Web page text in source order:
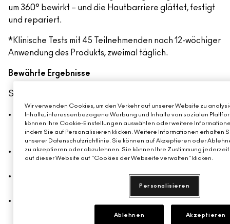
um 360° bewirkt – und die Hautbarriere glättet, festigt
und repariert.
*Klinische Tests mit 45 Teilnehmenden nach 12-wöchiger
Anwendung des Produkts, zweimal täglich.
Bewährte Ergebnisse
SOFORT:
100 % zeigten eine Verbesserung des
Feuchtigkeitsgehalts*
NACH EINER ANWENDUNG:
Stärkt und repariert die Hautbarriere
97 % gaben an, dass dieses Produkt half, dass das
Augen-Make-up einfacher aufzutragen war**
96 % gaben an, dass die Augenpartie gesünder und
Wir verwenden Cookies, um den Verkehr auf unserer Website zu
Inhalte, interessenbezogene Werbung und Inhalte von sozialen
können Ihre Cookie-Einstellungen auswählen oder weitere
indem Sie auf Personalisieren klicken. Weitere Informationen erhalten
unserer Datenschutzrichtlinie. Sie können auf Akzeptieren oder
zu akzeptieren oder abzulehnen. Sie können Ihre Zustimmung
auf dieser Website auf "Cookies der Webseite verwalten" klicken.
Personalisieren
Ablehnen Akzeptieren